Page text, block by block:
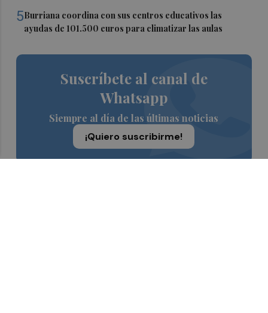
5Burriana coordina con sus centros educativos las
ayudas de 101.500 euros para climatizar las aulas
Suscríbete al canal de
Whatsapp
Siempre al día de las últimas noticias
¡Quiero suscribirme!